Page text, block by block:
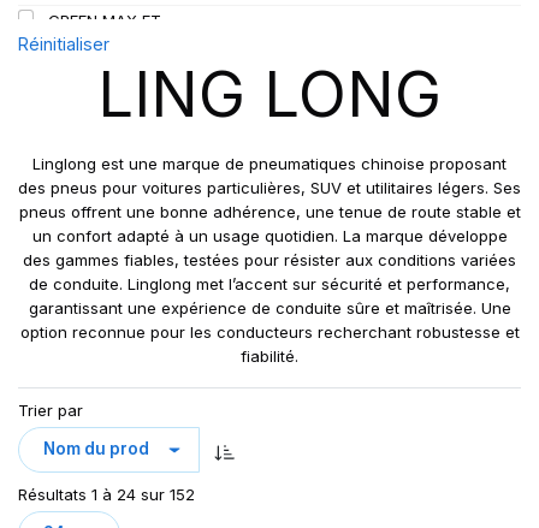
112
112/110
115
115/113
121/120
122/118
131
158/150
GREEN MAX ET
GREEN MAX HP 010
GREEN MAX HP010
GREEN MAX VAN
GRIP MASTER
KCA651
LB01
LB01N**
LL25
LL 102
LL102
LLA08
LLF26
Réinitialiser
LING LONG
Linglong est une marque de pneumatiques chinoise proposant
des pneus pour voitures particulières, SUV et utilitaires légers. Ses
pneus offrent une bonne adhérence, une tenue de route stable et
un confort adapté à un usage quotidien. La marque développe
des gammes fiables, testées pour résister aux conditions variées
de conduite. Linglong met l’accent sur sécurité et performance,
garantissant une expérience de conduite sûre et maîtrisée. Une
option reconnue pour les conducteurs recherchant robustesse et
fiabilité.
Trier par
Résultats 1 à 24 sur 152